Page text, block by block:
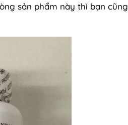
sản phẩm này thì bạn cũng